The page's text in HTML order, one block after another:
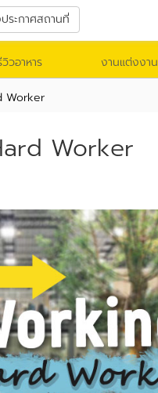
ระกาศสถานที่
วอาหาร งานแต่งงาน
Worker
Worker